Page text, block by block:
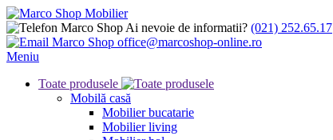
Ai nevoie de informatii? (021) 252.65.17
office@marcoshop-online.ro
Meniu
Toate produsele
Mobilă casă
Mobilier bucatarie
Mobilier living